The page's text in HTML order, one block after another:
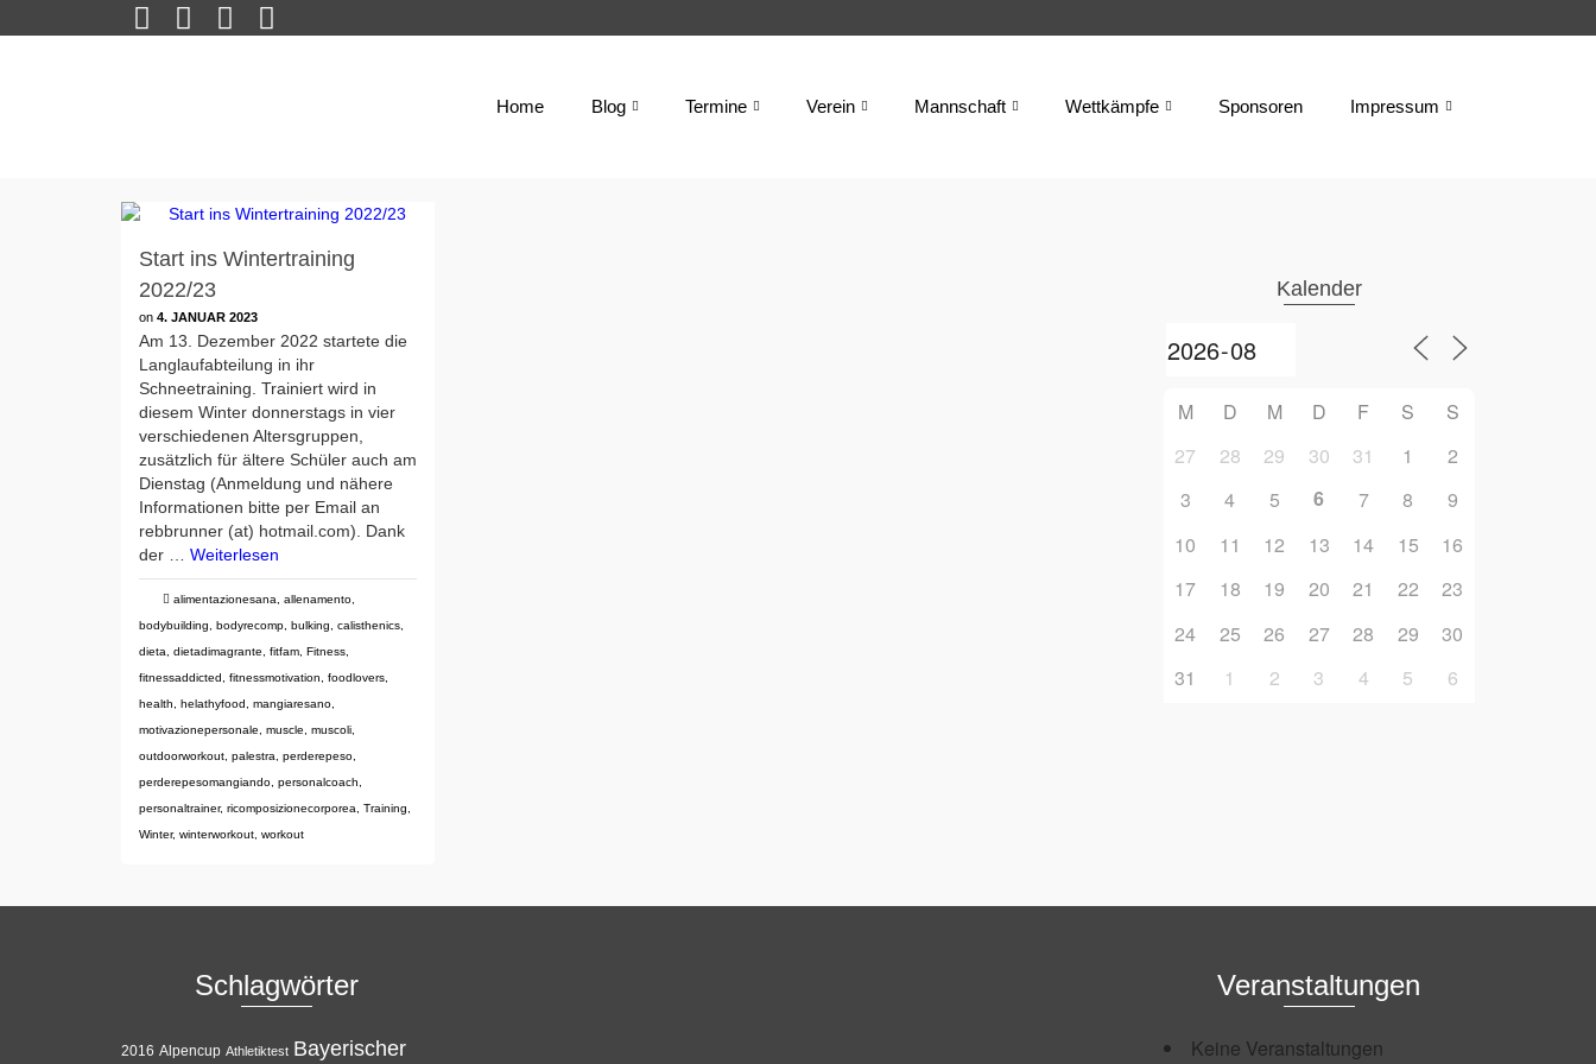
Home Blog Termine Verein Mannschaft Wettkämpfe Sponsoren Impressum
Start ins Wintertraining
2022/23
on 4. JANUAR 2023
Am 13. Dezember 2022 startete die
Langlaufabteilung in ihr
Schneetraining. Trainiert wird in
diesem Winter donnerstags in vier
verschiedenen Altersgruppen,
zusätzlich für ältere Schüler auch am
Dienstag (Anmeldung und nähere
Informationen bitte per Email an
rebbrunner (at) hotmail.com). Dank
der … Weiterlesen
alimentazionesana allenamento
bodybuilding
bodyrecomp bulking calisthenics
dieta
dietadimagrante fitfam Fitness
fitnessaddicted
fitnessmotivation foodlovers
health
helathyfood mangiaresano
motivazionepersonale
muscle muscoli
outdoorworkout palestra perderepeso
perderepesomangiando personalcoach
personaltrainer, ricomposizionecorporea Training
Winter, winterworkout workout
Kalender
M D M D F S
S
27
28 29 30 31 1
2
3
4 5 6 7 8
9
10
11 12 13 14 15
16
17
18 19 20 21 22
23
24
25 26 27 28 29
30
31
1 2 3 4 5 6
Schlagwörter
2016 Alpencup Athletiktest Bayerischer
Veranstaltungen
Keine Veranstaltungen